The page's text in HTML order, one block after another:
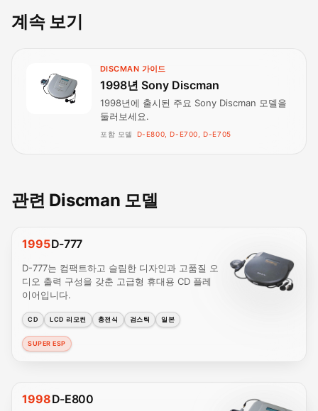
계속 보기
DISCMAN 가이드
1998년 Sony Discman
1998년에 출시된 주요 Sony Discman 모델을
둘러보세요.
포함 모델 D-E800, D-E700, D-E705
관련 Discman 모델
1995D-777
D-777는 컴팩트하고 슬림한 디자인과 고품질 오
디오 출력 구성을 갖춘 고급형 휴대용 CD 플레
이어입니다.
CD LCD 리모컨 충전식 검스틱 일본
SUPER ESP
1998D-E800